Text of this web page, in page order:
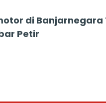
di Banjarnegara
Petir